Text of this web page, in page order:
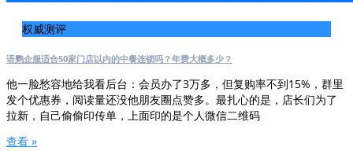
权威测评
语鹦企服适合50家门店以内的中餐连锁吗？年费大概多少？
他一脸愁容地给我看后台：会员办了3万多，但复购率不到15%，群里
发个优惠券，阅读量还没他朋友圈点赞多。最扎心的是，店长们为了
拉新，自己偷偷印传单，上面印的是个人微信二维码
查看 »